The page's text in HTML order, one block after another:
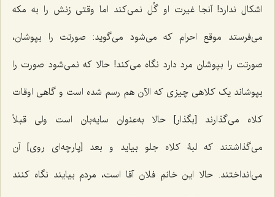
اشکال ندارد! آنجا غیرت او گُل نمى‌کند اما وقتى زنش را به مکه
مى‌فرستد موقع احرام که مى‌شود مى‌گوید: صورتت را بپوشان،
صورتت را بپوشان مرد دارد نگاه مى‌کند! حالا که‌ نمى‌شود صورت را
بپوشاند یک کلاهی چیزى که الآن هم رسم شده است و گاهى اوقات
کلاه مى‌گذارند [بگذار] حالا به‌عنوان سایه‌بان است ولى قبلاً
مى‌گذاشتند که لبۀ کلاه جلو بیاید و بعد [پارچه‌اى روى] آن
مى‌انداختند. حالا این خانمِ فلان آقا است، مردم بیایند نگاه کنند